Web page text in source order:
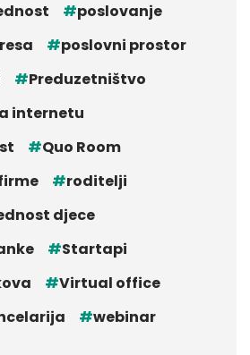
poslovanje
poslovni prostor
Preduzetništvo
internetu
Quo Room
roditelji
djece
Startapi
Virtual office
webinar